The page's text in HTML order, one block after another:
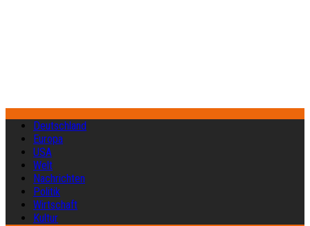
Deutschland
Europa
USA
Welt
Nachrichten
Politik
Wirtschaft
Kultur